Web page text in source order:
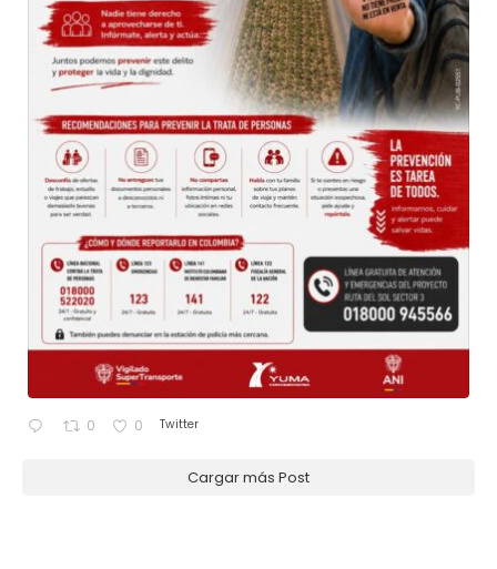
0 0 Twitter
Cargar más Post